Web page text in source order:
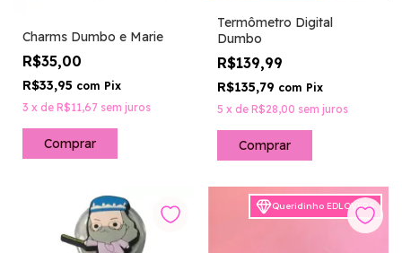
Charms Dumbo e Marie
R$35,00
R$33,95 com Pix
3 x de R$11,67 sem juros
Termômetro Digital
Dumbo
R$139,99
R$135,79 com Pix
5 x de R$28,00 sem juros
Queridinho EDLOVERS